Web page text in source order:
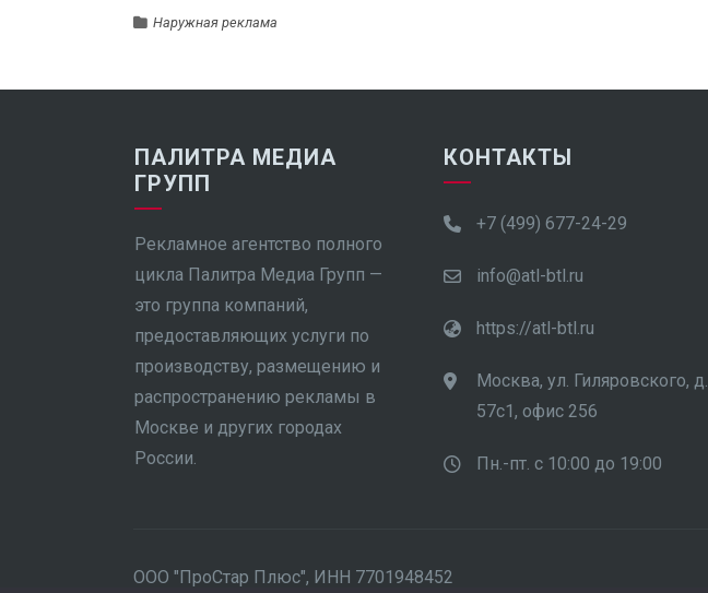
Наружная реклама
ПАЛИТРА МЕДИА
ГРУПП
Рекламное агентство полного
цикла Палитра Медиа Групп —
это группа компаний,
предоставляющих услуги по
производству, размещению и
распространению рекламы в
Москве и других городах
России.
КОНТАКТЫ
+7 (499) 677-24-29
info@atl-btl.ru
https://atl-btl.ru
Москва, ул. Гиляровского, д.
57с1, офис 256
Пн.-пт. с 10:00 до 19:00
ООО "ПроСтар Плюс", ИНН 7701948452